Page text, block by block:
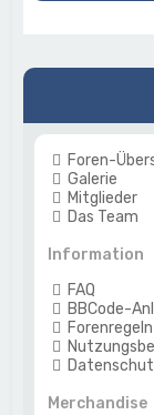
Foren-
Galerie
Mitglieder
Das Team
Information
FAQ
BBCode-
Forenregeln
Merchandise